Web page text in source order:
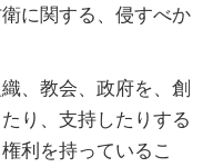
に関する、侵すべか
、教会、政府を、創
り、支持したりする
利を持っているこ